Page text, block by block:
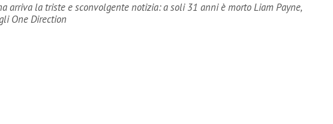
arriva la triste e sconvolgente notizia: a soli 31 anni è morto Liam Payne,
One Direction